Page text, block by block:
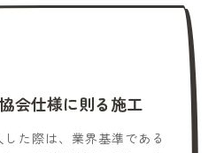
会仕様に則る施工
た際は、業界基準である